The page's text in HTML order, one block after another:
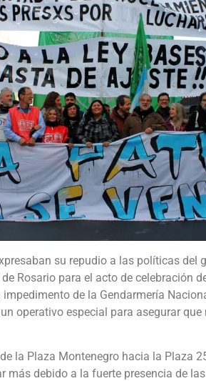
su repudio a las políticas del
Rosario para el acto de celebración
de la Gendarmería
operativo especial para asegurar
la Plaza Montenegro hacia la Plaza
más debido a la fuerte presencia de